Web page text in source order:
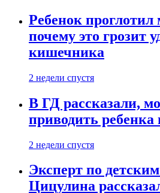
Ребенок
почему это грозит
кишечника
2 недели спустя
В ГД рассказали,
приводить ребенка
2 недели спустя
Эксперт по
Цицулина